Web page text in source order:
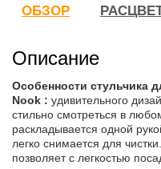
ОБЗОР
Описание
Особенности стульчика
Nook : удивительного
стильно смотреться в
раскладывается одной
легко снимается для
позволяет с легкостью